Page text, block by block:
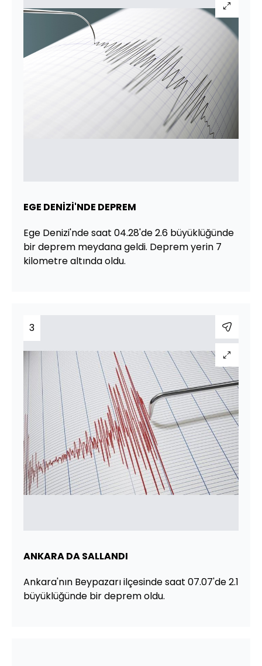
EGE DENİZİ'NDE DEPREM
Ege Denizi'nde saat 04.28'de 2.6 büyüklüğünde
bir deprem meydana geldi. Deprem yerin 7
kilometre altında oldu.
3
ANKARA DA SALLANDI
Ankara'nın Beypazarı ilçesinde saat 07.07'de 2.1
büyüklüğünde bir deprem oldu.